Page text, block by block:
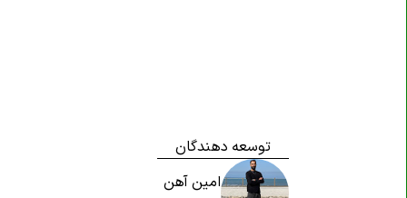
توسعه دهندگان
امین آهن